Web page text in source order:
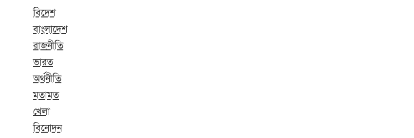
বিদেশ
বাংলাদেশ
রাজনীতি
ভারত
অর্থনীতি
মতামত
খেলা
বিনোদন